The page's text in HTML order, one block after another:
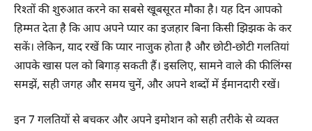
रिश्तों की शुरुआत करने का सबसे खूबसूरत मौका है। यह दिन आपको
हिम्मत देता है कि आप अपने प्यार का इजहार बिना किसी झिझक के कर
सकें। लेकिन, याद रखें कि प्यार नाजुक होता है और छोटी-छोटी गलतियां
आपके खास पल को बिगाड़ सकती हैं। इसलिए, सामने वाले की फीलिंग्स
समझें, सही जगह और समय चुनें, और अपने शब्दों में ईमानदारी रखें।
इन 7 गलतियों से बचकर और अपने इमोशन को सही तरीके से व्यक्त